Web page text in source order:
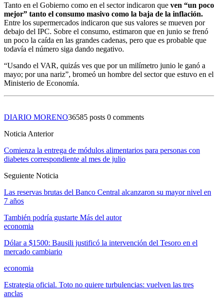
Tanto en el Gobierno como en el sector indicaron que ven “un poco
mejor” tanto el consumo masivo como la baja de la inflación.
Entre los supermercados indicaron que sus valores se mueven por
debajo del IPC. Sobre el consumo, estimaron que en junio se frenó
un poco la caída en las grandes cadenas, pero que es probable que
todavía el número siga dando negativo.
“Usando el VAR, quizás ves que por un milímetro junio le ganó a
mayo; por una nariz”, bromeó un hombre del sector que estuvo en el
Ministerio de Economía.
DIARIO MORENO36585 posts 0 comments
Noticia Anterior
Comienza la entrega de módulos alimentarios para personas con
diabetes correspondiente al mes de julio
Seguiente Noticia
Las reservas brutas del Banco Central alcanzaron su mayor nivel en
7 años
También podría gustarte Más del autor
economia
Dólar a $1500: Bausili justificó la intervención del Tesoro en el
mercado cambiario
economia
Estrategia oficial. Toto no quiere turbulencias: vuelven las tres
anclas